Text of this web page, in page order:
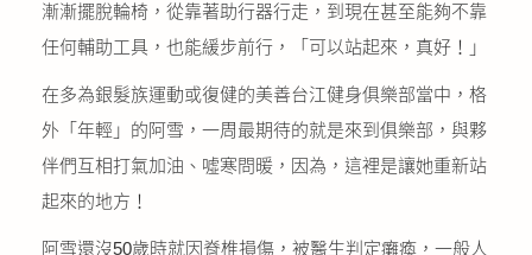
漸漸擺脫輪椅，從靠著助行器行走，到現在甚至能夠不靠
任何輔助工具，也能緩步前行，「可以站起來，真好！」
在多為銀髮族運動或復健的美善台江健身俱樂部當中，格
外「年輕」的阿雪，一周最期待的就是來到俱樂部，與夥
伴們互相打氣加油、噓寒問暖，因為，這裡是讓她重新站
起來的地方！
阿雪還沒50歲時就因脊椎損傷，被醫生判定癱瘓，一般人